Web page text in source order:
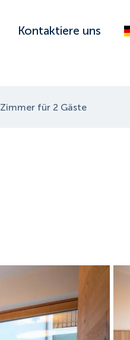
Kontaktiere uns
Zimmer für 2 Gäste